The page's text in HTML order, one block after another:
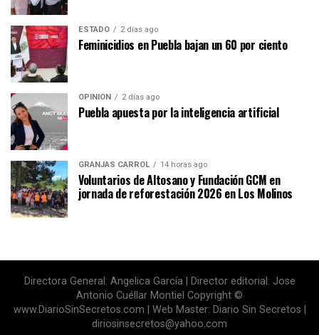
ESTADO 2 días ago
Feminicidios en Puebla bajan un 60 por ciento
OPINIÓN 2 días ago
Puebla apuesta por la inteligencia artificial
GRANJAS CARROL 14 horas ago
Voluntarios de Altosano y Fundación GCM en
jornada de reforestación 2026 en Los Molinos
Directora General: Angelica García | Director editorial: Jose
Antonio Cuéllar Montiel Copyright ©
www.DiarioSinSecretos.com | Web Master: Diario Sin Secretos |
diriosinsecretos@yahoo.com